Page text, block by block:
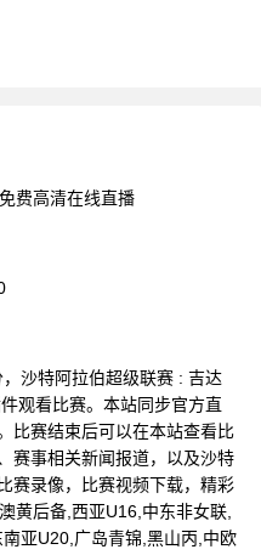
费高清在线直播
沙特阿拉伯超级联赛 : 吉达
观看比赛。本站同步官方直
比赛结束后可以在本站查看比
赛事相关新闻报道，以及沙特
赛录像，比赛视频下载，精彩
黄后备,西亚U16,中东非女联,
亚U20,广岛青锦,黑山丙,中欧